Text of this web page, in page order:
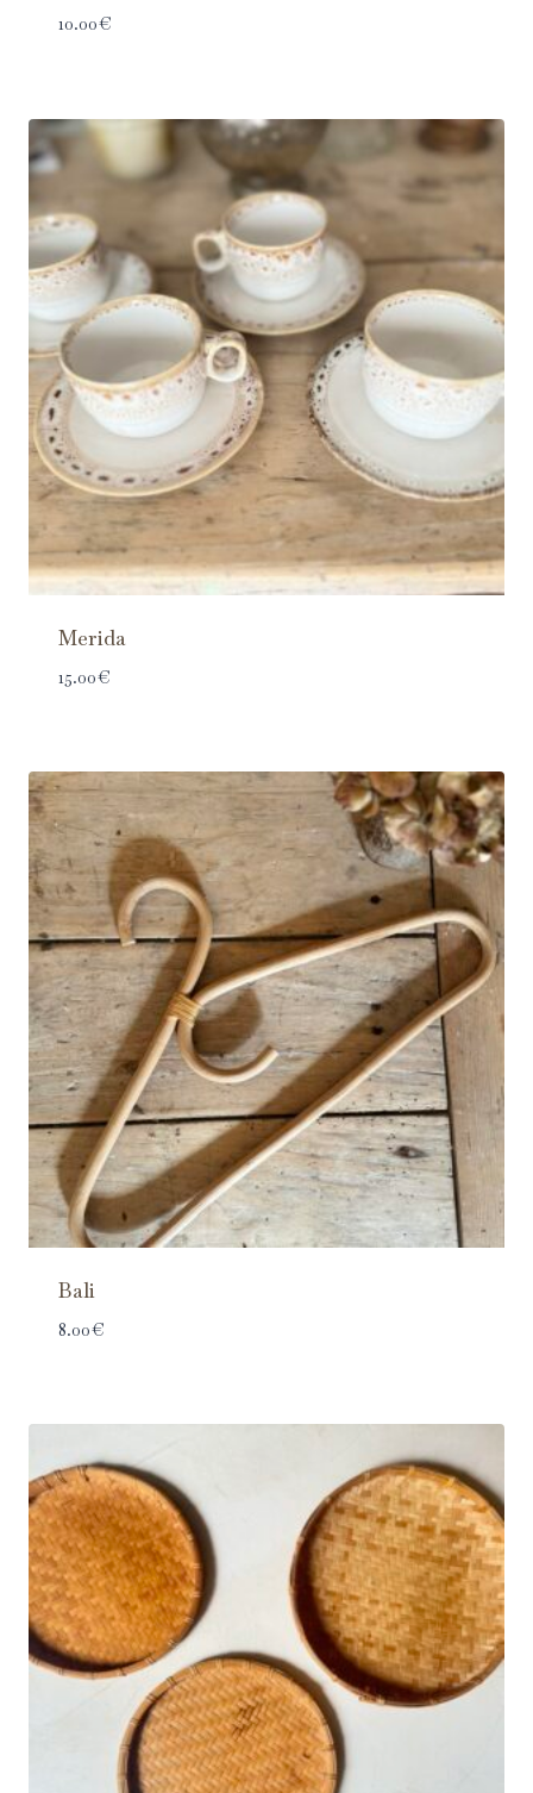
10.00€
Merida
15.00€
Bali
8.00€